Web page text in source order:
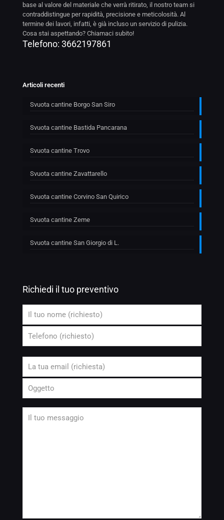
base al valore del materiale che verrà ritirato, il nostro team si
contraddistingue per rapidità, precisione e meticolosità. Al
termine dei lavori, infatti, è già incluso un servizio di pulizia.
Cosa stai aspettando? Chiamaci subito!
Telefono: 3662197861
Articoli recenti
Svuota cantine Borgo San Siro
Svuota cantine Bastida Pancarana
Svuota cantine Trovo
Svuota cantine Zavattarello
Svuota cantine Corvino San Quirico
Svuota cantine Zeme
Svuota cantine San Giorgio di L.
Richiedi il tuo preventivo